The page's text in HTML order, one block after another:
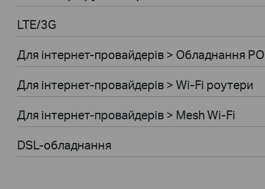
LTE/3G
Для інтернет-провайдерів > Обладнання
Для інтернет-провайдерів > Wi-Fi роутери
Для інтернет-провайдерів > Mesh Wi-Fi
DSL-обладнання